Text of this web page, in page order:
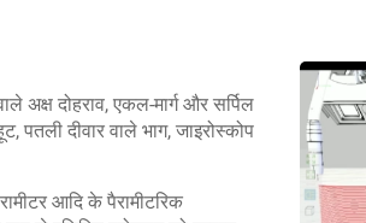
अक्ष दोहराव, एकल-मार्ग और सर्पिल
पतली दीवार वाले भाग, जाइरोस्कोप
आदि के पैरामीटरिक